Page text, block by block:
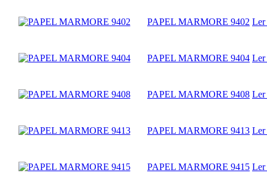
PAPEL MARMORE 9402 Ler
PAPEL MARMORE 9404 Ler
PAPEL MARMORE 9408 Ler
PAPEL MARMORE 9413 Ler
PAPEL MARMORE 9415 Ler